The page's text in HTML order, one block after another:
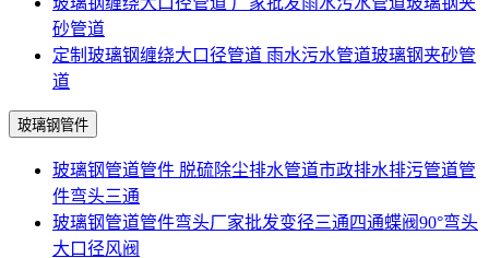
砂管道
定制玻璃钢缠绕大口径管道 雨水污水管道玻璃钢夹砂管
道
玻璃钢管件
玻璃钢管道管件 脱硫除尘排水管道市政排水排污管道管
件弯头三通
玻璃钢管道管件弯头厂家批发变径三通四通蝶阀90°弯头
大口径风阀